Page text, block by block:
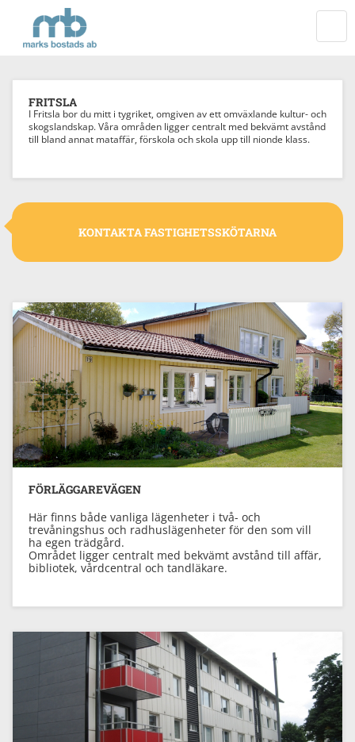
FRITSLA
I Fritsla bor du mitt i tygriket, omgiven av ett omväxlande kultur- och
skogslandskap. Våra områden ligger centralt med bekvämt avstånd
till bland annat mataffär, förskola och skola upp till nionde klass.
KONTAKTA FASTIGHETSSKÖTARNA
Previous Next
FÖRLÄGGAREVÄGEN
Här finns både vanliga lägenheter i två- och
trevåningshus och radhuslägenheter för den som vill
ha egen trädgård.
Området ligger centralt med bekvämt avstånd till affär,
bibliotek, vårdcentral och tandläkare.
Next